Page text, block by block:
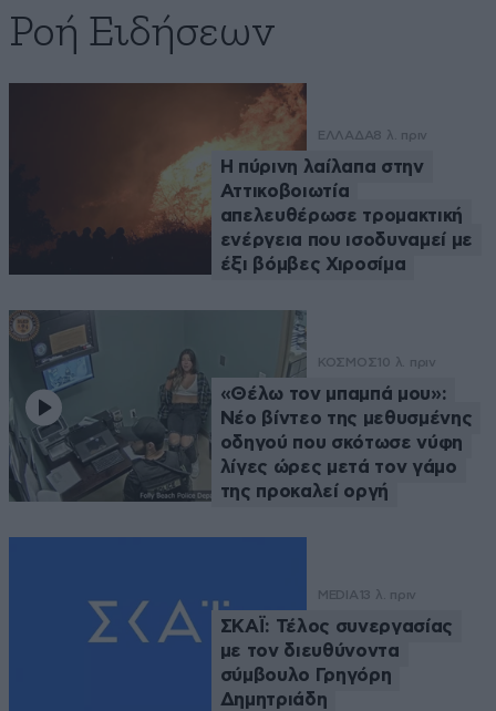
Ροή Ειδήσεων
ΕΛΛΑΔΑ8 λ. πριν
Η πύρινη λαίλαπα στην
Αττικοβοιωτία
απελευθέρωσε τρομακτική
ενέργεια που ισοδυναμεί με
έξι βόμβες Χιροσίμα
ΚΟΣΜΟΣ 10 λ. πριν
«Θέλω τον μπαμπά μου»:
Νέο βίντεο της μεθυσμένης
οδηγού που σκότωσε νύφη
λίγες ώρες μετά τον γάμο
της προκαλεί οργή
MEDIA 13 λ. πριν
ΣΚΑΪ: Τέλος συνεργασίας
με τον διευθύνοντα
σύμβουλο Γρηγόρη
Δημητριάδη